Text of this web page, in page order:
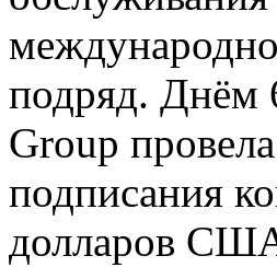
подряд. Днём
Group
подписания
долларов